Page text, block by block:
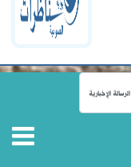
الرسالة الإخبارية